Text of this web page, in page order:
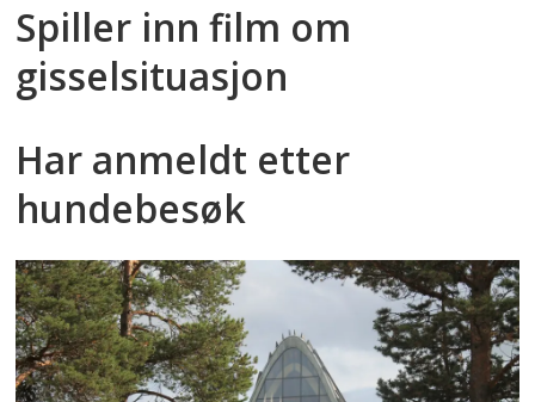
Spiller inn film om
gisselsituasjon
Har anmeldt etter
hundebesøk